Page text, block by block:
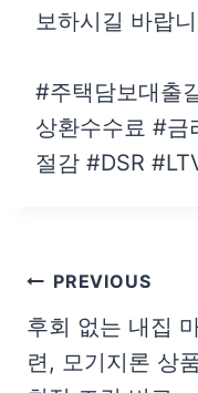
보하시길 바랍
#주택담보대출
상환수수료 #
절감 #DSR
글
탐
색
PREVIOUS
후회 없는 내집
련, 모기지론 상